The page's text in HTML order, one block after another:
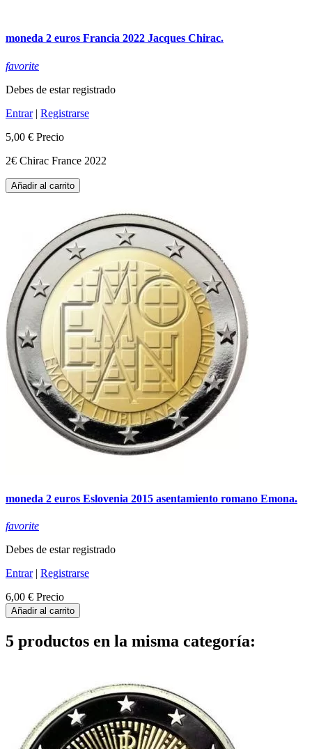
moneda 2 euros Francia 2022 Jacques Chirac.
favorite
Debes de estar registrado
Entrar| Registrarse
5,00 € Precio
2€ Chirac France 2022
Añadir al carrito
moneda 2 euros Eslovenia 2015 asentamiento romano Emona.
favorite
Debes de estar registrado
Entrar| Registrarse
6,00 € Precio
Añadir al carrito
5 productos en la misma categoría: